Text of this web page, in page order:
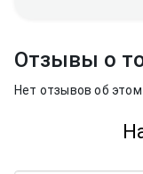
Отзывы о
Нет отзывов об этом